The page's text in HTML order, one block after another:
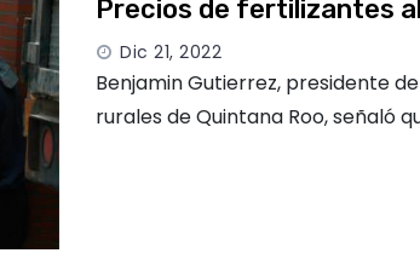
Precios de fertilizantes
Dic 21, 2022
Benjamin Gutierrez, presidente
rurales de Quintana Roo, señaló